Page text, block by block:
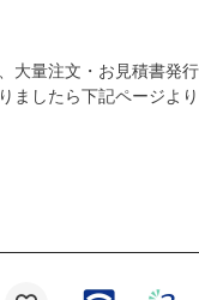
大量注文・お見積書発
ましたら下記ページより